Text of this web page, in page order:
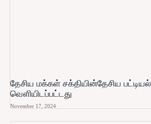
தேசிய மக்கள் சக்தியின்தேசிய பட்டியல்
வௌியிடப்பட்டது
November 17, 2024